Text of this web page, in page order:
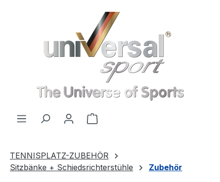
Warenkorb enthält 0
TENNISPLATZ-ZUBEHÖR
Sitzbänke + Schiedsrichterstühle
Zubehör